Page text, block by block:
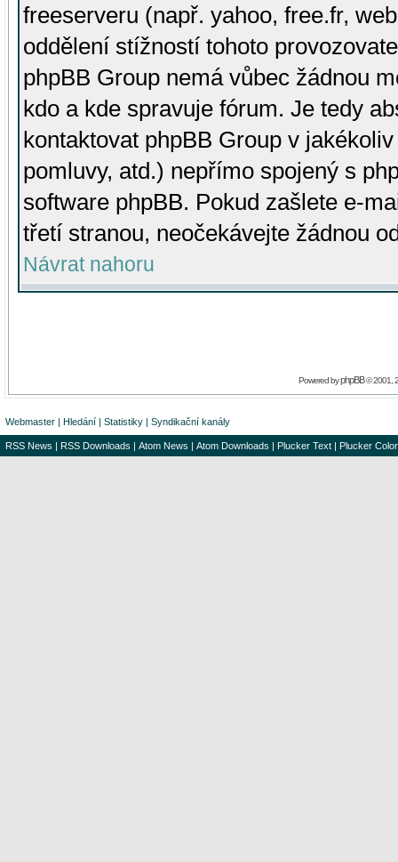
freeserveru (např. yahoo, free.fr,
oddělení stížností tohoto
phpBB Group nemá vůbec žádnou
kdo a kde spravuje fórum. Je tedy
kontaktovat phpBB Group v
pomluvy, atd.) nepřímo spojený s
software phpBB. Pokud zašlete e-
třetí stranou, neočekávejte žádnou
Návrat nahoru
Powered byphpBB© 2001,
Webmaster | Hledání | Statistiky | Syndikační kanály
RSS News | RSS Downloads | Atom News | Atom Downloads | Plucker Text | Plucker Color